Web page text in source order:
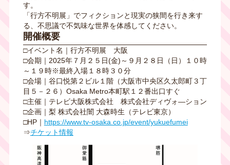
す。
「行方不明展」でフィクションと現実の狭間を行き来す
る、不思議で不気味な世界を体感してください。
開催概要
□イベント名｜行方不明展 大阪
□会期｜2025年７月２５日(金)～９月２８日（日）１０時
～１９時※最終入場１８時３０分
□会場｜谷口悦第２ビル１階（大阪市中央区久太郎町３丁
目５－２６）Osaka Metro本町駅１２番出口すぐ
□主催｜テレビ大阪株式会社 株式会社ディヴォ―ション
□企画｜梨 株式会社闇 大森時生（テレビ東京）
□HP｜ https://www.tv-osaka.co.jp/event/yukuefumei
⇒チケット情報